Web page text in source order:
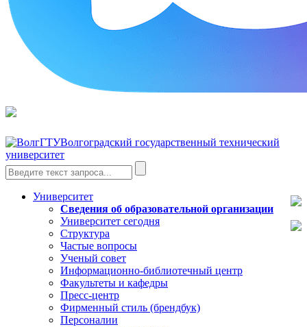
Волгоградский государственный технический
университет
Университет
Сведения об образовательной организации
Университет сегодня
Структура
Частые вопросы
Ученый совет
Информационно-библиотечный центр
Факультеты и кафедры
Пресс-центр
Фирменный стиль (брендбук)
Персоналии